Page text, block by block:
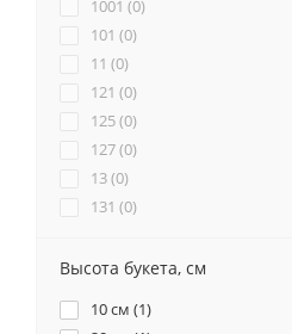
Коралловый (
Кремовый (
Персиковый (
Серый (
1001 (0)
101 (0)
11 (0)
121 (0)
125 (0)
127 (0)
13 (0)
131 (0)
151 ( 0)
171 (0 )
Высота букета, см
10 см (1)